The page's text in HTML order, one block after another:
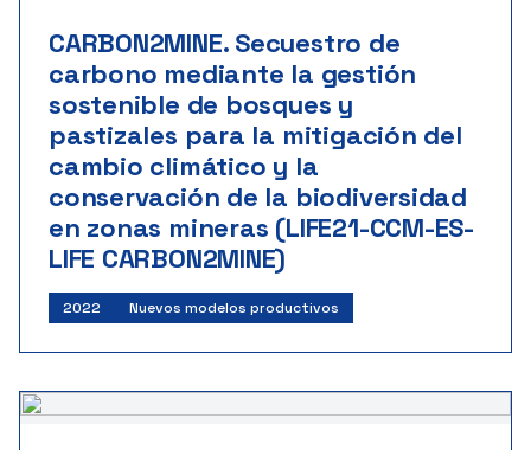
CARBON2MINE. Secuestro de
carbono mediante la gestión
sostenible de bosques y
pastizales para la mitigación del
cambio climático y la
conservación de la biodiversidad
en zonas mineras (LIFE21-CCM-ES-
LIFE CARBON2MINE)
2022 Nuevos modelos productivos